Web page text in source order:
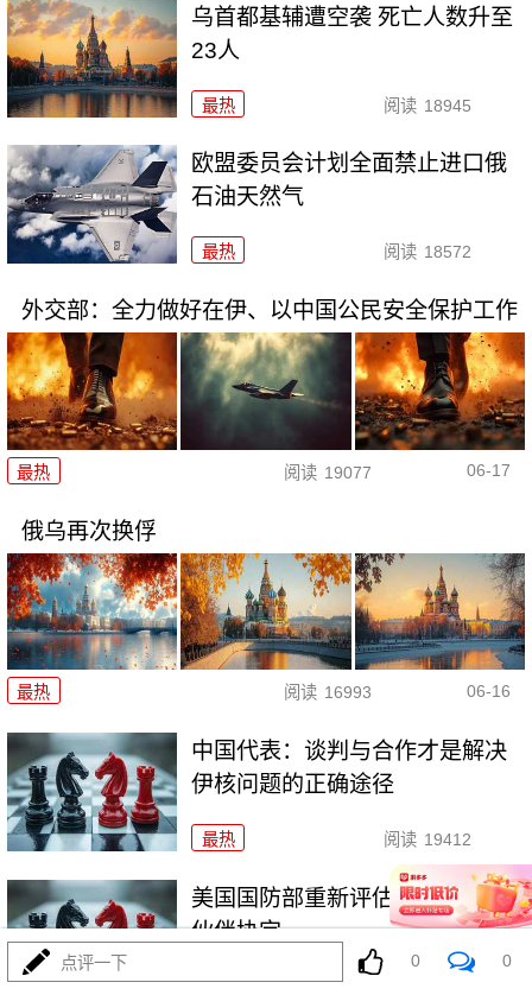
乌首都基辅遭空袭 死亡人数升至
23人
最热 阅读 18945
欧盟委员会计划全面禁止进口俄
石油天然气
最热 阅读 18572
外交部：全力做好在伊、以中国公民安全保护工作
最热 阅读 19077 06-17
俄乌再次换俘
最热 阅读 16993 06-16
中国代表：谈判与合作才是解决
伊核问题的正确途径
最热 阅读 19412
美国国防部重新评估美英澳安全
伙伴协定
最热
点评一下 0 0